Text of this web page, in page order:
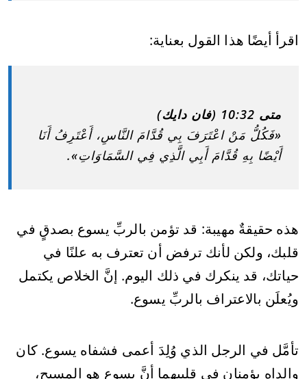
اقرأ أيضًا هذا القول بعناية:
متى 10:32 (فان دايك)
«فَكُلُّ مَنْ اعْتَرَفَ بِي قُدَّامَ النَّاسِ، أَعْتَرِفُ أَنَا
أَيْضًا بِهِ قُدَّامَ أَبِي الَّذِي فِي السَّمَاوَاتِ».
هذه حقيقةٌ مهيبة: قد تؤمن بالربِّ يسوع بصدقٍ في
قلبك، ولكن لأنك ترفض أن تعترف به علنًا في
حياتك، قد ينكرك في ذلك اليوم. إنَّ الخلاص يكتمل
ويُعلَن بالاعتراف بالربِّ يسوع.
تأمَّل في الرجل الذي وُلِدَ أعمى فشفاه يسوع. كان
والداه يؤمنان في قلبيهما أنَّ يسوع هو المسيح،